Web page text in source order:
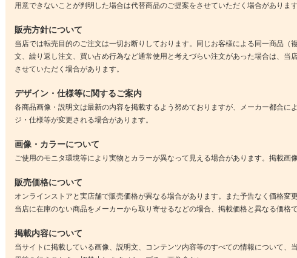
用意できないことが判明した場合は代替商品のご提案をさせていただく場合があります
販売方針について
当店では転売目的のご注文は一切お断りしております。同じお客様による同一商品（
文、繰り返し注文、買い占め行為など通常使用と考えづらい注文があった場合は、当
させていただく場合があります。
デザイン・仕様等に関するご案内
各商品画像・説明文は最新の内容を掲載するよう努めておりますが、メーカー都合に
ジ・仕様等が変更される場合があります。
画像・カラーについて
ご使用のモニタ環境等により実物とカラーが異なって見える場合があります。掲載画
販売価格について
オンラインストアと実店舗で販売価格が異なる場合があります。また予告なく価格変
当店に在庫のない商品をメーカーから取り寄せるなどの場合、掲載価格と異なる価格
掲載内容について
当サイトに掲載している画像、説明文、コンテンツ内容等のすべての情報について、